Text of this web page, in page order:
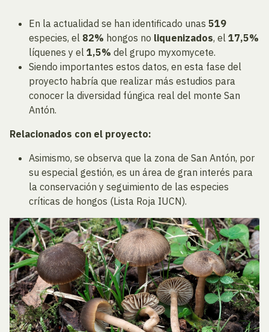
En la actualidad se han identificado unas 519
especies, el 82% hongos no liquenizados, el 17,5%
líquenes y el 1,5% del grupo myxomycete.
Siendo importantes estos datos, en esta fase del
proyecto habría que realizar más estudios para
conocer la diversidad fúngica real del monte San
Antón.
Relacionados con el proyecto:
Asimismo, se observa que la zona de San Antón, por
su especial gestión, es un área de gran interés para
la conservación y seguimiento de las especies
críticas de hongos (Lista Roja IUCN).